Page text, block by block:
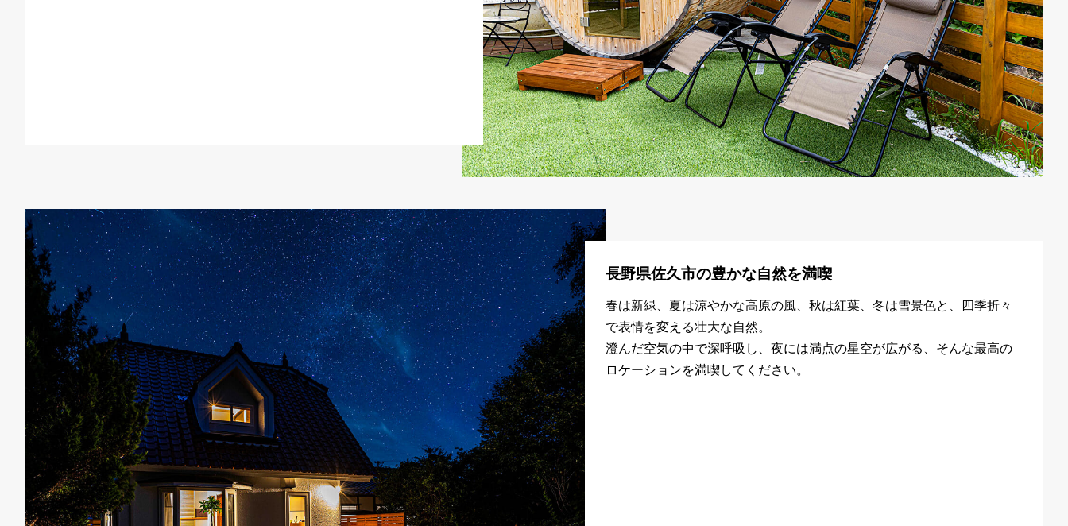
長野県佐久市の豊かな自然を満喫
春は新緑、夏は涼やかな高原の風、秋は紅葉、冬は雪景色と、四季折々
で表情を変える壮大な自然。
澄んだ空気の中で深呼吸し、夜には満点の星空が広がる、そんな最高の
ロケーションを満喫してください。